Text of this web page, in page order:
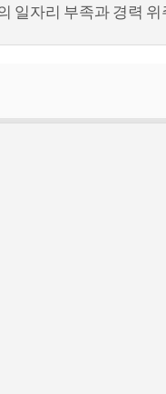
일자리 부족과 경력